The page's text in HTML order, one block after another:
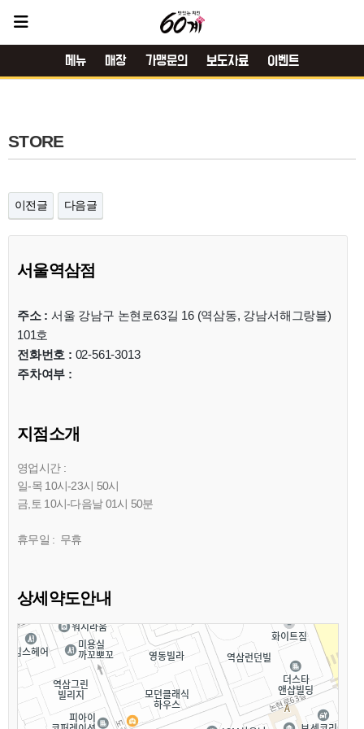
메뉴 매장 가맹문의 보도자료 이벤트
STORE
이전글 다음글
서울역삼점
주소 : 서울 강남구 논현로63길 16 (역삼동, 강남서해그랑블)
101호
전화번호 : 02-561-3013
주차여부 :
지점소개
영업시간 :
일-목 10시-23시 50시
금,토 10시-다음날 01시 50분
휴무일 : 무휴
상세약도안내